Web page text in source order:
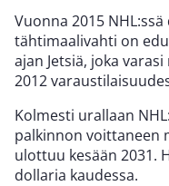
Vuonna 2015
tähtimaalivahti on
ajan Jetsiä, joka
2012
Kolmesti urallaan
palkinnon voittaneen
ulottuu kesään 2031.
dollaria kaudessa.